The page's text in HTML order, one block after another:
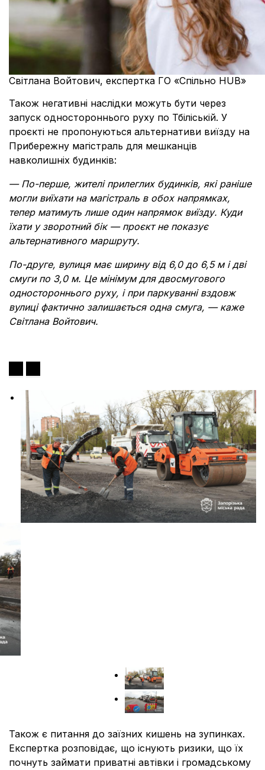
Світлана Войтович, експертка ГО «Спільно HUB»
Також негативні наслідки можуть бути через
запуск одностороннього руху по Тбіліській. У
проєкті не пропонуються альтернативи виїзду на
Прибережну магістраль для мешканців
навколишніх будинків:
— По-перше, жителі прилеглих будинків, які раніше
могли виїхати на магістраль в обох напрямках,
тепер матимуть лише один напрямок виїзду. Куди
їхати у зворотний бік — проєкт не показує
альтернативного маршруту.
По-друге, вулиця має ширину від 6,0 до 6,5 м і дві
смуги по 3,0 м. Це мінімум для двосмугового
одностороннього руху, і при паркуванні вздовж
вулиці фактично залишається одна смуга, — каже
Світлана Войтович.
Також є питання до заїзних кишень на зупинках.
Експертка розповідає, що існують ризики, що їх
почнуть займати приватні автівки і громадському